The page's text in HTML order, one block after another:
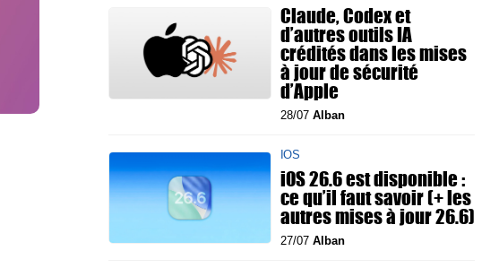
Claude, Codex et
d’autres outils IA
crédités dans les mises
à jour de sécurité
d’Apple
28/07 Alban
IOS
iOS 26.6 est disponible :
ce qu’il faut savoir (+ les
autres mises à jour 26.6)
27/07 Alban